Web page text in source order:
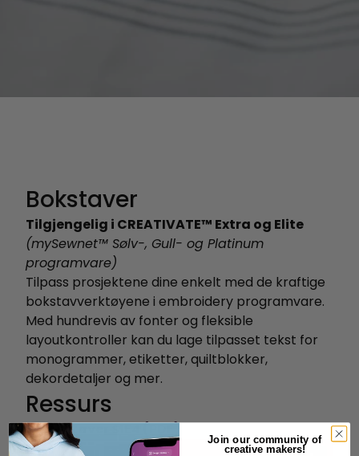
Bokstaver
Tilgjengelig i CREATIVATE™ Extra og Elite
(mySewnet™ Sølv-, Gull- og Platinum
programvare)
Tilpass prosjektene dine enkelt med de kraftige
bokstavverktøyene i embroidery programvare.
Med hundrevis av fonter og fleksible
layoutkontroller kan du lage tilpasset tekst for
monogrammer, etiketter, quiltblokker,
dekordetaljer og mer.
Ressurs
Bokstaver S1E4 (PDF)
Join our community of
creative makers!